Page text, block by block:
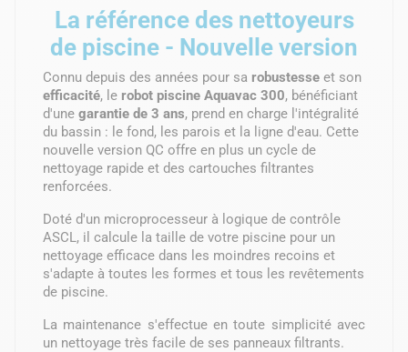
La référence des nettoyeurs
de piscine - Nouvelle version
Connu depuis des années pour sa robustesse et son
efficacité, le robot piscine Aquavac 300, bénéficiant
d'une garantie de 3 ans, prend en charge l'intégralité
du bassin : le fond, les parois et la ligne d'eau. Cette
nouvelle version QC offre en plus un cycle de
nettoyage rapide et des cartouches filtrantes
renforcées.
Doté d'un microprocesseur à logique de contrôle
ASCL, il calcule la taille de votre piscine pour un
nettoyage efficace dans les moindres recoins et
s'adapte à toutes les formes et tous les revêtements
de piscine.
La maintenance s'effectue en toute simplicité avec
un nettoyage très facile de ses panneaux filtrants.